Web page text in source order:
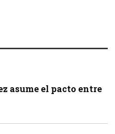
asume el pacto entre